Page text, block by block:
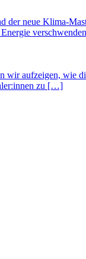
der neue Klima-
Energie
wir aufzeigen, wie
zu […]